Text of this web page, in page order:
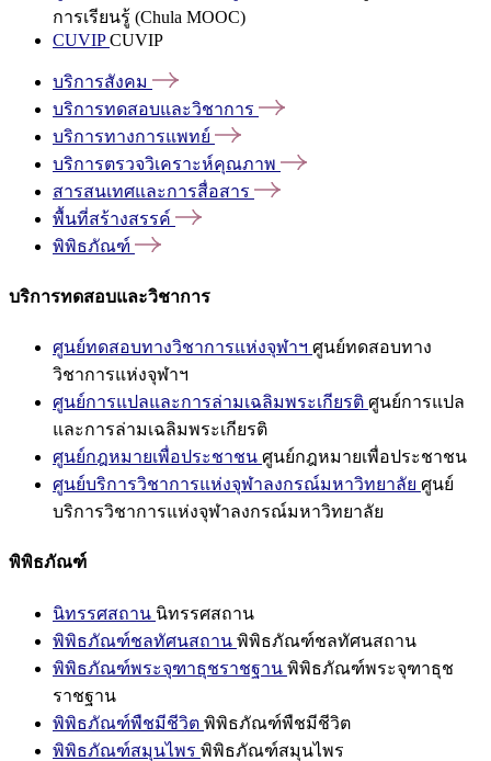
การเรียนรู้ (Chula MOOC)
CUVIPCUVIP
บริการสังคม
บริการทดสอบและวิชาการ
บริการทางการแพทย์
บริการตรวจวิเคราะห์คุณภาพ
สารสนเทศและการสื่อสาร
พื้นที่สร้างสรรค์
พิพิธภัณฑ์
บริการทดสอบและวิชาการ
ศูนย์ทดสอบทางวิชาการแห่งจุฬาฯ ศูนย์ทดสอบทาง
วิชาการแห่งจุฬาฯ
ศูนย์การแปลและการล่ามเฉลิมพระเกียรติ ศูนย์การแปล
และการล่ามเฉลิมพระเกียรติ
ศูนย์กฎหมายเพื่อประชาชน ศูนย์กฎหมายเพื่อประชาชน
ศูนย์บริการวิชาการแห่งจุฬาลงกรณ์มหาวิทยาลัย ศูนย์
บริการวิชาการแห่งจุฬาลงกรณ์มหาวิทยาลัย
พิพิธภัณฑ์
นิทรรศสถาน นิทรรศสถาน
พิพิธภัณฑ์ชลทัศนสถาน พิพิธภัณฑ์ชลทัศนสถาน
พิพิธภัณฑ์พระจุฑาธุชราชฐาน พิพิธภัณฑ์พระจุฑาธุช
ราชฐาน
พิพิธภัณฑ์พืชมีชีวิต พิพิธภัณฑ์พืชมีชีวิต
พิพิธภัณฑ์สมุนไพร พิพิธภัณฑ์สมุนไพร